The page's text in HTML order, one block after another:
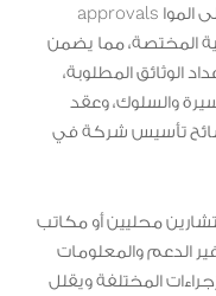
من الخطوات الأساسية أيضًا الحصول على الموا approvals
المختصة، مما يضمن
الوثائق المطلوبة،
والسلوك، وعقد
تأسيس شركة في
محليين أو مكاتب
الدعم والمعلومات
المختلفة ويقلل